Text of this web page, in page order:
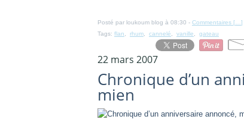
Posté par loukoum blog à 08:30 - Commentaires [ ]
Tags: flan rhum cannelé vanille gateau
22 mars 2007
Chronique d’un
mien